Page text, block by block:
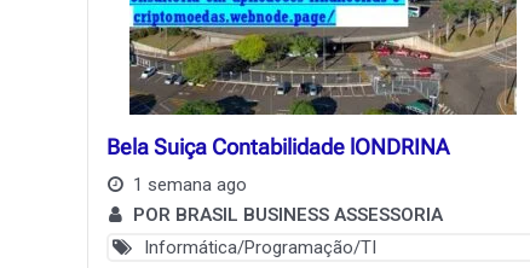
Bela Suiça Contabilidade lONDRINA
1 semana ago
POR BRASIL BUSINESS ASSESSORIA
Informática/Programação/TI